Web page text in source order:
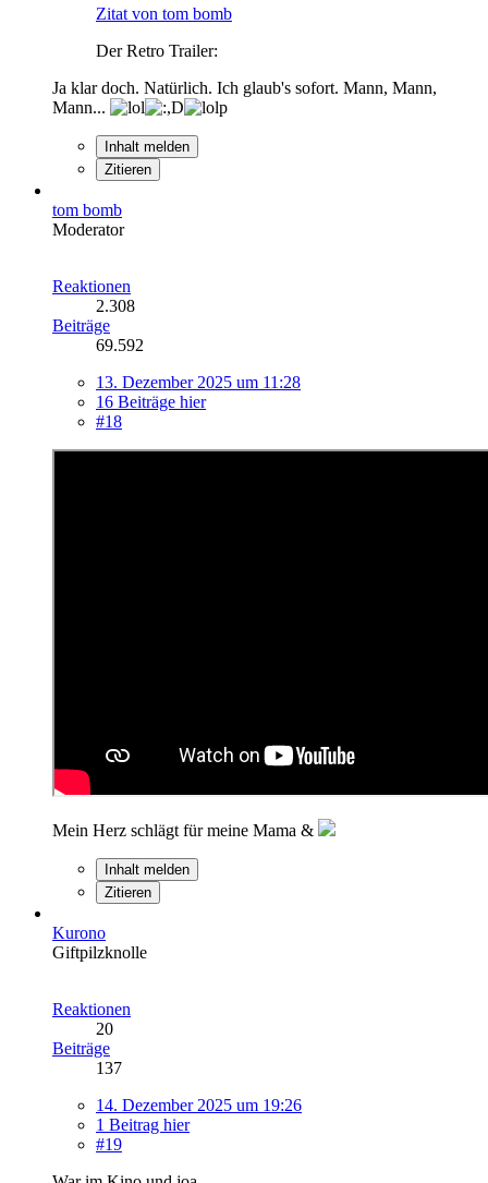
Zitat von tom bomb
Der Retro Trailer:
Ja klar doch. Natürlich. Ich glaub's sofort. Mann, Mann,
Mann...
Inhalt melden
Zitieren
tom bomb
Moderator
Reaktionen
2.308
Beiträge
69.592
13. Dezember 2025 um 11:28
16 Beiträge hier
#18
Mein Herz schlägt für meine Mama &
Inhalt melden
Zitieren
Kurono
Giftpilzknolle
Reaktionen
20
Beiträge
137
14. Dezember 2025 um 19:26
1 Beitrag hier
#19